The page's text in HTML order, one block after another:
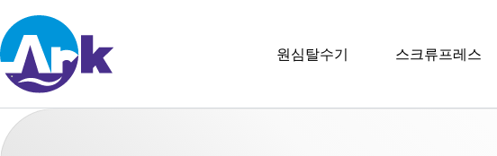
원심탈수기 스크류프레스